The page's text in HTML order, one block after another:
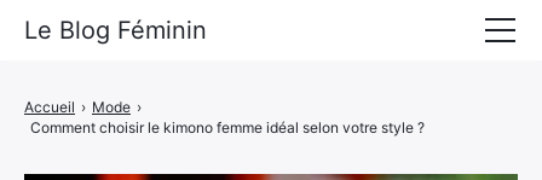
Accueil › Mode ›
Comment choisir le kimono femme idéal selon votre style ?
Le Blog Féminin
Alimentation